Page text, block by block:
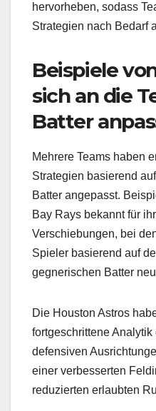
hervorheben, sodass
Strategien nach Bedarf
Beispiele
sich an die
Batter
Mehrere Teams haben
Strategien basierend
Batter angepasst.
Bay Rays bekannt für
Verschiebungen, bei
Spieler basierend auf
gegnerischen Batter
Die Houston Astros
fortgeschrittene
defensiven
einer verbesserten
reduzierten erlaubten